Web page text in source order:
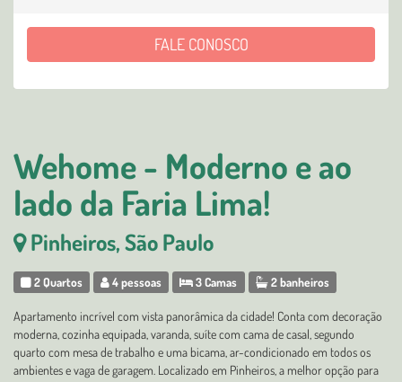
Wehome - Moderno e ao
lado da Faria Lima!
Pinheiros, São Paulo
2 Quartos 4 pessoas 3 Camas 2 banheiros
Apartamento incrível com vista panorâmica da cidade! Conta com decoração
moderna, cozinha equipada, varanda, suíte com cama de casal, segundo
quarto com mesa de trabalho e uma bicama, ar-condicionado em todos os
ambientes e vaga de garagem. Localizado em Pinheiros, a melhor opção para
FALE CONOSCO